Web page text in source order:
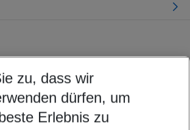
nach Ihren Wünschen
wählen
5-8 Nächte
zu, dass wir
dürfen, um
Erlebnis zu